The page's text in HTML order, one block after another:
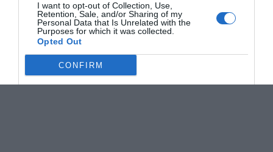
I want to opt-out of Collection, Use,
Retention, Sale, and/or Sharing of my
Personal Data that Is Unrelated with the
Purposes for which it was collected.
Opted Out
CONFIRM